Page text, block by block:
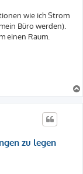
wie ich Strom
Büro werden).
einen Raum.
zu legen